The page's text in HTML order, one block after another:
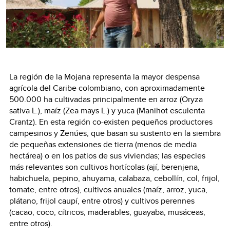
La región de la Mojana representa la mayor despensa
agrícola del Caribe colombiano, con aproximadamente
500.000 ha cultivadas principalmente en arroz (Oryza
sativa L.), maíz (Zea mays L.) y yuca (Manihot esculenta
Crantz). En esta región co-existen pequeños productores
campesinos y Zenúes, que basan su sustento en la siembra
de pequeñas extensiones de tierra (menos de media
hectárea) o en los patios de sus viviendas; las especies
más relevantes son cultivos hortícolas (ají, berenjena,
habichuela, pepino, ahuyama, calabaza, cebollín, col, frijol,
tomate, entre otros), cultivos anuales (maíz, arroz, yuca,
plátano, frijol caupí, entre otros) y cultivos perennes
(cacao, coco, cítricos, maderables, guayaba, musáceas,
entre otros).